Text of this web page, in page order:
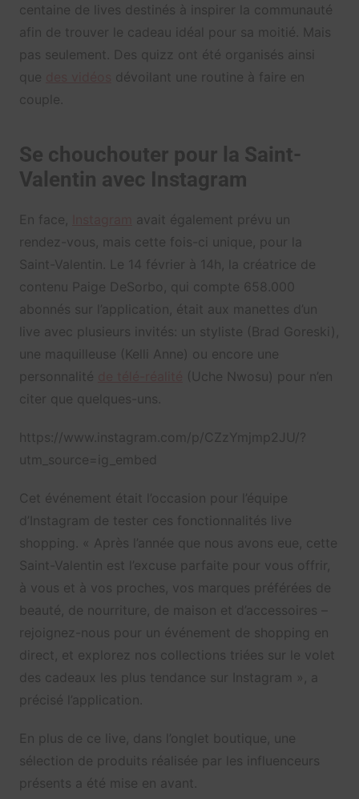
centaine de lives destinés à inspirer la communauté
afin de trouver le cadeau idéal pour sa moitié. Mais
pas seulement. Des quizz ont été organisés ainsi
que
dévoilant une routine à faire en
couple.
Se chouchouter pour la Saint-
Valentin avec Instagram
En face,
avait également prévu un
rendez-vous, mais cette fois-ci unique, pour la
Saint-Valentin. Le 14 février à 14h, la créatrice de
contenu Paige DeSorbo, qui compte 658.000
abonnés sur l’application, était aux manettes d’un
live avec plusieurs invités: un styliste (Brad Goreski),
une maquilleuse (Kelli Anne) ou encore une
personnalité
(Uche Nwosu) pour n’en
citer que quelques-uns.
https://www.instagram.com/p/CZzYmjmp2JU/?
utm_source=ig_embed
Cet événement était l’occasion pour l’équipe
d’Instagram de tester ces fonctionnalités live
shopping. « Après l’année que nous avons eue, cette
Saint-Valentin est l’excuse parfaite pour vous offrir,
à vous et à vos proches, vos marques préférées de
beauté, de nourriture, de maison et d’accessoires –
rejoignez-nous pour un événement de shopping en
direct, et explorez nos collections triées sur le volet
des cadeaux les plus tendance sur Instagram », a
précisé l’application.
En plus de ce live, dans l’onglet boutique, une
sélection de produits réalisée par les influenceurs
présents a été mise en avant.